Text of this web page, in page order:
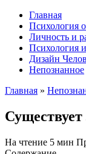
Главная
Психология
Личность и
Психология
Дизайн
Непознанное
Главная »
Существует
На чтение 5 мин